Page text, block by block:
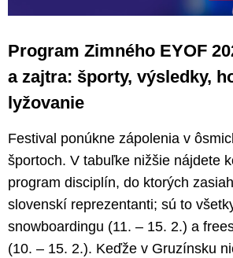
Program Zimného EYOF
a zajtra: športy, výsledky,
lyžovanie
Festival ponúkne zápolenia v
športoch. V tabuľke nižšie nájdete
program disciplín, do ktorých
slovenskí reprezentanti; sú to
snowboardingu (11. – 15. 2.) a
(10. – 15. 2.). Keďže v Gruzínsku